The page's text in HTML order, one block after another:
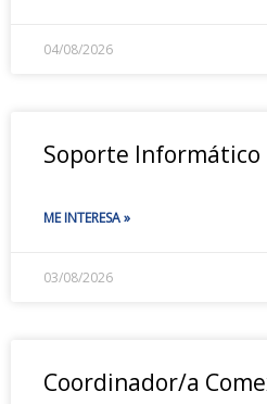
04/08/2026
Soporte Informático
ME INTERESA »
03/08/2026
Coordinador/a